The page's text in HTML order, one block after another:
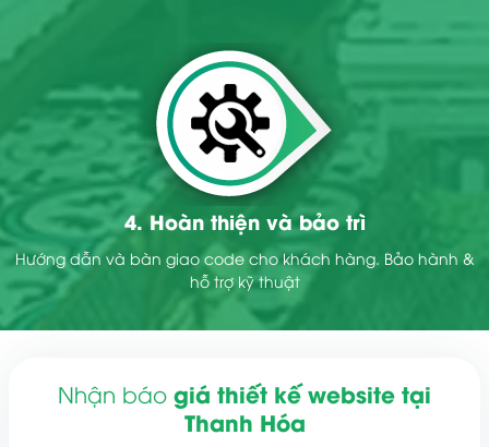
4. Hoàn thiện và bảo trì
Hướng dẫn và bàn giao code cho khách hàng. Bảo hành &
hỗ trợ kỹ thuật
Nhận báo giá thiết kế website tại
Thanh Hóa